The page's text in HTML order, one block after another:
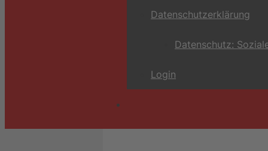
Datenschutzerklärung
Datenschutz:
Login